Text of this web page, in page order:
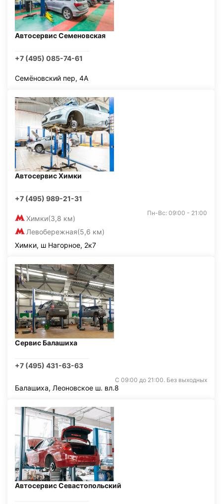
Автосервис Семеновская
+7 (495) 085-74-61
Семёновский пер, 4А
Автосервис Химки
+7 (495) 989-21-31
Химки(3,8 км)
Левобережная(5,6 км)
Пн-Вс: 09:00 - 21:00
Химки, ш Нагорное, 2к7
Сервис Балашиха
+7 (495) 431-63-63
С 09:00 до 21:00. Без выходных
Балашиха, Леоновское ш. вл.8
Автосервис Севастопольский